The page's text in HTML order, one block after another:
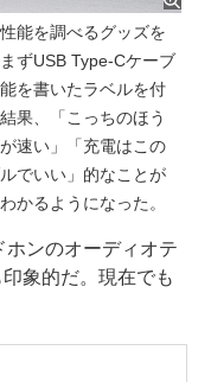
能を調べるグッズを
ずUSB Type-Cケーブ
を書いたラベルを付
果、「こっちのほう
速い」「充電はこの
でいい」的なことが
かるようになった。
ンのオーディオテ
象的だ。現在でも